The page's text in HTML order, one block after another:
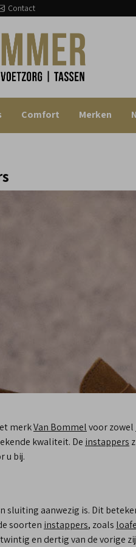
Contact
Comfort Merken
merkVan Bommelvoor zowel
kwaliteit. De instappers
u bij.
sluiting aanwezig is. Dit
soorten instappers, zoals
en dertig van de vorige